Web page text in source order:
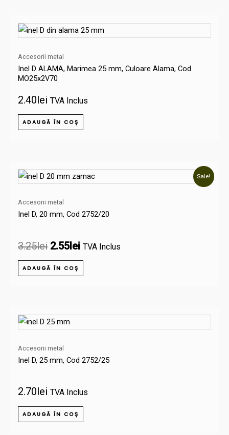
Accesorii metal
Inel D ALAMA, Marimea 25 mm, Culoare Alama, Cod
MO25x2V70
2.40lei TVA Inclus
ADAUGĂ ÎN COȘ
Sale!
Accesorii metal
Inel D, 20 mm, Cod 2752/20
3.25lei
Prețul
inițial
fost:
3.25lei.
2.55lei
Prețul
curent
TVA Inclus
ADAUGĂ ÎN COȘ
Accesorii metal
Inel D, 25 mm, Cod 2752/25
2.70 lei TVA Inclus
ADAUGĂ ÎN COȘ